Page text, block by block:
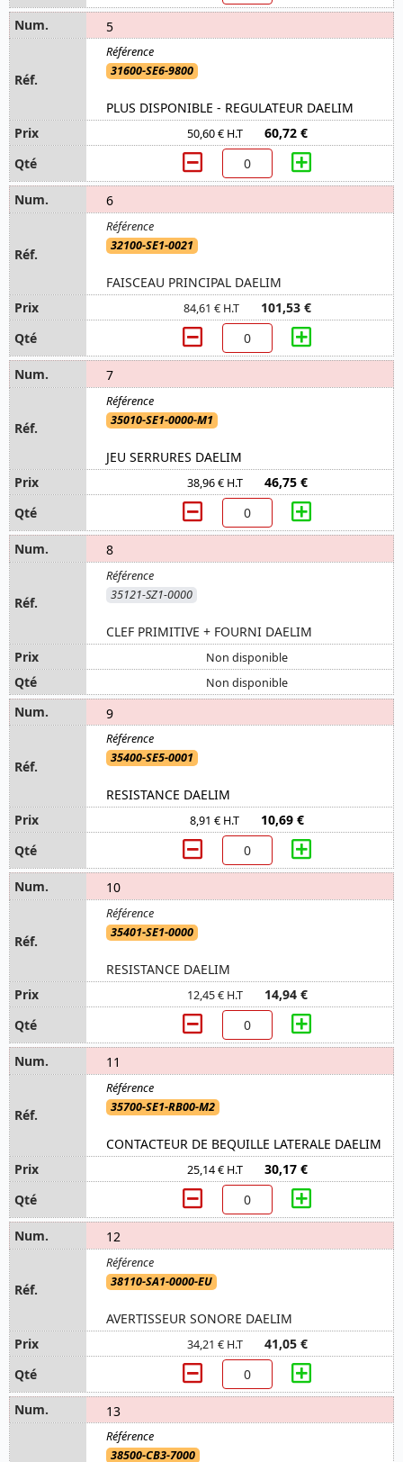
5
31600-SE6-9800
PLUS DISPONIBLE - REGULATEUR DAELIM
50,60 € H.T 60,72 €
6
32100-SE1-0021
FAISCEAU PRINCIPAL DAELIM
84,61 € H.T 101,53 €
7
35010-SE1-0000-M1
JEU SERRURES DAELIM
38,96 € H.T 46,75 €
8
35121-SZ1-0000
CLEF PRIMITIVE + FOURNI DAELIM
Non disponible
Non disponible
9
35400-SE5-0001
RESISTANCE DAELIM
8,91 € H.T 10,69 €
10
35401-SE1-0000
RESISTANCE DAELIM
12,45 € H.T 14,94 €
11
35700-SE1-RB00-M2
CONTACTEUR DE BEQUILLE LATERALE DAELIM
25,14 € H.T 30,17 €
12
38110-SA1-0000-EU
AVERTISSEUR SONORE DAELIM
34,21 € H.T 41,05 €
13
38500-CB3-7000